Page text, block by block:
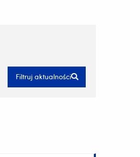
Filtruj aktualności